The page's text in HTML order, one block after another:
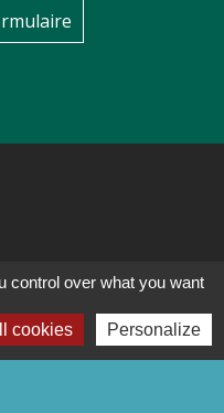
control over what you want
cookies Personalize